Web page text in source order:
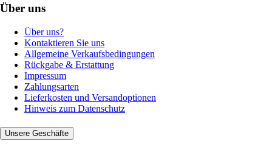
Über uns
Über uns?
Kontaktieren Sie uns
Allgemeine Verkaufsbedingungen
Rückgabe & Erstattung
Impressum
Zahlungsarten
Lieferkosten und Versandoptionen
Hinweis zum Datenschutz
Unsere Geschäfte